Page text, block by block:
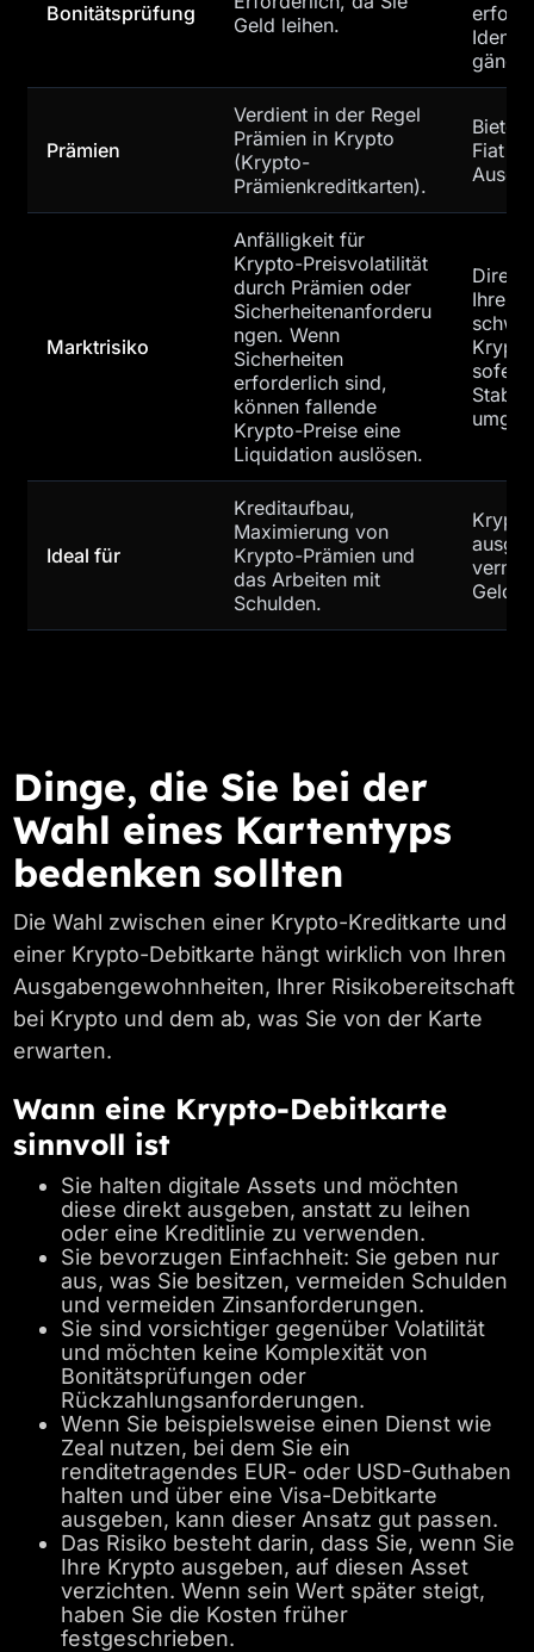
Bonitätsprüfung
Geld leihen.
Prämien
Verdient in der Regel
Prämien in Krypto
(Krypto-
Prämienkreditkarten).
Bietet
Fiat
Marktrisiko
Anfälligkeit für
Krypto-Preisvolatilität
durch Prämien oder
Sicherheitenanforderu
ngen. Wenn
Sicherheiten
erforderlich sind,
können fallende
Krypto-Preise eine
Liquidation auslösen.
Ihre
Ideal für
Kreditaufbau,
Maximierung von
Krypto-Prämien und
das Arbeiten mit
Schulden.
Dinge, die Sie bei der
Wahl eines Kartentyps
bedenken sollten
Die Wahl zwischen einer Krypto-Kreditkarte und
einer Krypto-Debitkarte hängt wirklich von Ihren
Ausgabengewohnheiten, Ihrer Risikobereitschaft
bei Krypto und dem ab, was Sie von der Karte
erwarten.
Wann eine Krypto-Debitkarte
sinnvoll ist
Sie halten digitale Assets und möchten
diese direkt ausgeben, anstatt zu leihen
oder eine Kreditlinie zu verwenden.
Sie bevorzugen Einfachheit: Sie geben nur
aus, was Sie besitzen, vermeiden Schulden
und vermeiden Zinsanforderungen.
Sie sind vorsichtiger gegenüber Volatilität
und möchten keine Komplexität von
Bonitätsprüfungen oder
Rückzahlungsanforderungen.
Wenn Sie beispielsweise einen Dienst wie
Zeal nutzen, bei dem Sie ein
renditetragendes EUR- oder USD-Guthaben
halten und über eine Visa-Debitkarte
ausgeben, kann dieser Ansatz gut passen.
Das Risiko besteht darin, dass Sie, wenn Sie
Ihre Krypto ausgeben, auf diesen Asset
verzichten. Wenn sein Wert später steigt,
haben Sie die Kosten früher
festgeschrieben.